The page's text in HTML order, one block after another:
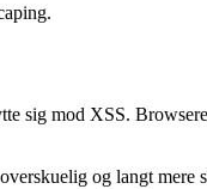
sig mod XSS.
og langt mere